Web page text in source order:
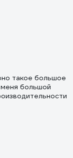
такое большое
большой